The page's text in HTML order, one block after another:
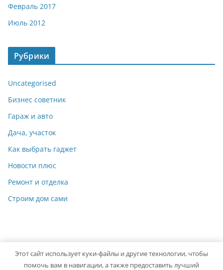
Февраль 2017
Июль 2012
Рубрики
Uncategorised
Бизнес советник
Гараж и авто
Дача, участок
Как выбрать гаджет
Новости плюс
Ремонт и отделка
Строим дом сами
Copyright © 2026 Мастер на Все Руки. Powered byColorMag
Этот сайт использует куки-файлы и другие технологии, чтобы
помочь вам в навигации, а также предоставить лучший